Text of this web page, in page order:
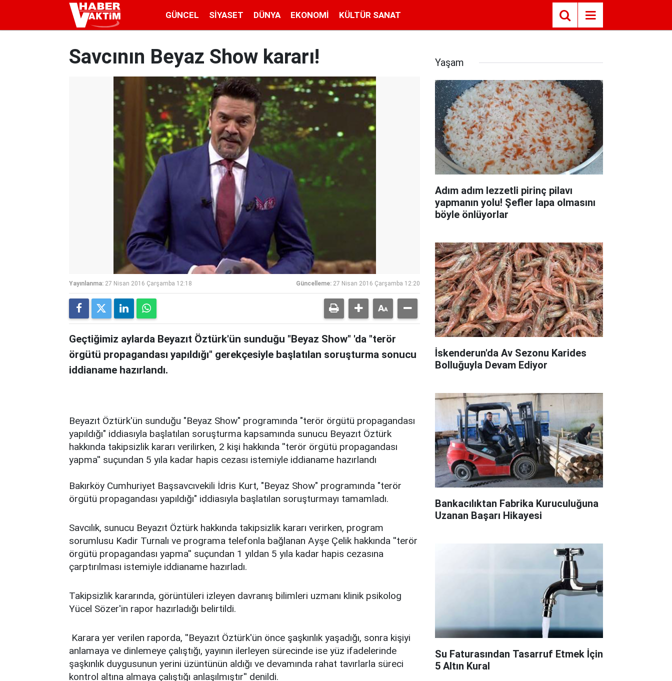
GÜNCEL SIYASET DÜNYA EKONOMI KÜLTÜR SANAT
Savcının Beyaz Show kararı!
Yayınlanma: 27 Nisan 2016 Çarşamba 12:18 Güncelleme: 27 Nisan 2016 Çarşamba 12:20
Geçtiğimiz aylarda Beyazıt Öztürk'ün sunduğu "Beyaz Show" 'da "terör
örgütü propagandası yapıldığı" gerekçesiyle başlatılan soruşturma sonucu
iddianame hazırlandı.
Beyazıt Öztürk'ün sunduğu "Beyaz Show" programında "terör örgütü propagandası
yapıldığı" iddiasıyla başlatılan soruşturma kapsamında sunucu Beyazıt Öztürk
hakkında takipsizlik kararı verilirken, 2 kişi hakkında ''terör örgütü propagandası
yapma'' suçundan 5 yıla kadar hapis cezası istemiyle iddianame hazırlandı
Bakırköy Cumhuriyet Başsavcıvekili İdris Kurt, "Beyaz Show" programında "terör
örgütü propagandası yapıldığı" iddiasıyla başlatılan soruşturmayı tamamladı.
Savcılık, sunucu Beyazıt Öztürk hakkında takipsizlik kararı verirken, program
sorumlusu Kadir Turnalı ve programa telefonla bağlanan Ayşe Çelik hakkında ''terör
örgütü propagandası yapma'' suçundan 1 yıldan 5 yıla kadar hapis cezasına
çarptırılması istemiyle iddianame hazırladı.
Takipsizlik kararında, görüntüleri izleyen davranış bilimleri uzmanı klinik psikolog
Yücel Sözer'in rapor hazırladığı belirtildi.
Karara yer verilen raporda, ''Beyazıt Öztürk'ün önce şaşkınlık yaşadığı, sonra kişiyi
anlamaya ve dinlemeye çalıştığı, yayının ilerleyen sürecinde ise yüz ifadelerinde
şaşkınlık duygusunun yerini üzüntünün aldığı ve devamında rahat tavırlarla süreci
kontrol altına almaya çalıştığı anlaşılmıştır'' denildi.
Yaşam
Adım adım lezzetli pirinç pilavı
yapmanın yolu! Şefler lapa olmasını
böyle önlüyorlar
İskenderun'da Av Sezonu Karides
Bolluğuyla Devam Ediyor
Bankacılıktan Fabrika Kuruculuğuna
Uzanan Başarı Hikayesi
Su Faturasından Tasarruf Etmek İçin
5 Altın Kural